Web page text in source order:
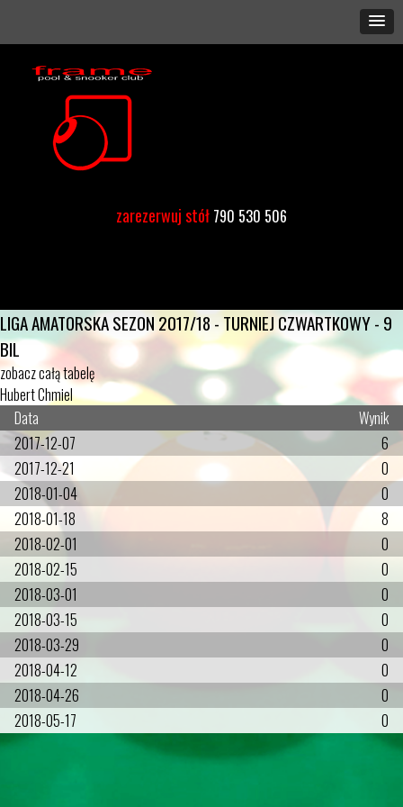
zarezerwuj stół 790 530 506
LIGA AMATORSKA SEZON 2017/18 - TURNIEJ CZWARTKOWY - 9
BIL
zobacz całą tabelę
Hubert Chmiel
Data
Wynik
2017-12-07
6
2017-12-21
0
2018-01-04
0
2018-01-18
8
2018-02-01
0
2018-02-15
0
2018-03-01
0
2018-03-15
0
2018-03-29
0
2018-04-12
0
2018-04-26
0
2018-05-17
0